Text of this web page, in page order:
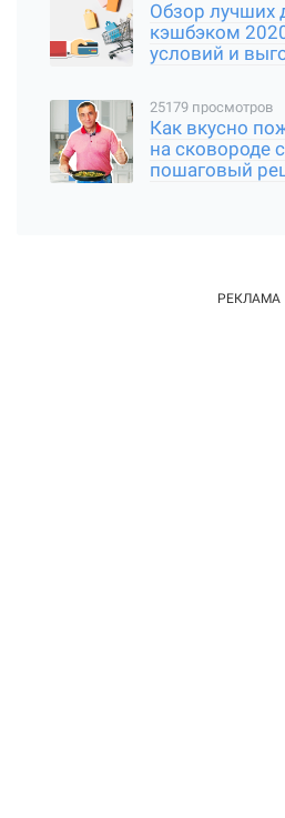
Обзор лучших
кэшбэком
условий и
25179 просмотров
Как вкусно
на сковороде
пошаговый